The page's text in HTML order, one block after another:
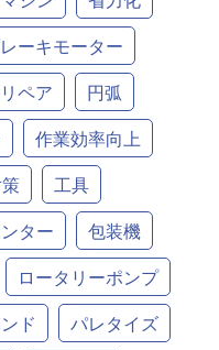
ーキモーター
ペア
円弧
作業効率向上
工具
ター
包装機
ロータリーポンプ
ド
パレタイズ